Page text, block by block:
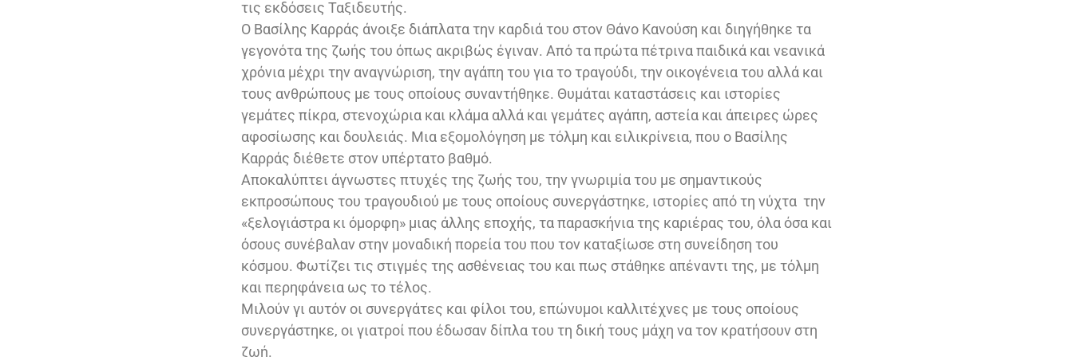
τις εκδόσεις Ταξιδευτής.
Ο Βασίλης Καρράς άνοιξε διάπλατα την καρδιά του στον Θάνο Κανούση και διηγήθηκε τα
γεγονότα της ζωής του όπως ακριβώς έγιναν. Από τα πρώτα πέτρινα παιδικά και νεανικά
χρόνια μέχρι την αναγνώριση, την αγάπη του για το τραγούδι, την οικογένεια του αλλά και
τους ανθρώπους με τους οποίους συναντήθηκε. Θυμάται καταστάσεις και ιστορίες
γεμάτες πίκρα, στενοχώρια και κλάμα αλλά και γεμάτες αγάπη, αστεία και άπειρες ώρες
αφοσίωσης και δουλειάς. Μια εξομολόγηση με τόλμη και ειλικρίνεια, που ο Βασίλης
Καρράς διέθετε στον υπέρτατο βαθμό.
Αποκαλύπτει άγνωστες πτυχές της ζωής του, την γνωριμία του με σημαντικούς
εκπροσώπους του τραγουδιού με τους οποίους συνεργάστηκε, ιστορίες από τη νύχτα την
«ξελογιάστρα κι όμορφη» μιας άλλης εποχής, τα παρασκήνια της καριέρας του, όλα όσα και
όσους συνέβαλαν στην μοναδική πορεία του που τον καταξίωσε στη συνείδηση του
κόσμου. Φωτίζει τις στιγμές της ασθένειας του και πως στάθηκε απέναντι της, με τόλμη
και περηφάνεια ως το τέλος.
Μιλούν γι αυτόν οι συνεργάτες και φίλοι του, επώνυμοι καλλιτέχνες με τους οποίους
συνεργάστηκε, οι γιατροί που έδωσαν δίπλα του τη δική τους μάχη να τον κρατήσουν στη
ζωή.